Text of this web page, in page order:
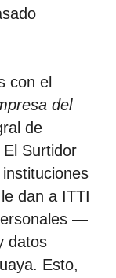
con el
del
de
Surtidor
dan a ITTI
—
datos
Esto,